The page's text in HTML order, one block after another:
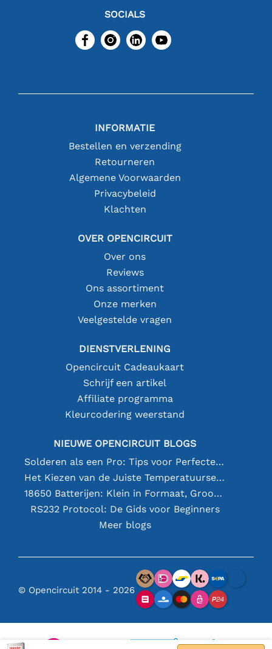
SOCIALS
INFORMATIE
Bestellen en verzending
Retourneren
Algemene Voorwaarden
Privacybeleid
Klachten
OVER OPENCIRCUIT
Over ons
Reviews
Ons assortiment
Onze merken
Veelgestelde vragen
DIENSTVERLENING
Opencircuit Cadeaukaart
Schrijf een artikel
Affiliate programma
Kleurcodering weerstand
NIEUWE OPENCIRCUIT BLOGS
Solderen als een Pro: Tips voor Perfecte Elektronische Verbindingen
Het Kiezen van de Juiste Temperatuursensor [youtube]
18650 Batterijen: Klein in Formaat, Groot in Prestatie
RS232 Protocol: De Gids voor Beginners
Meer blogs
© Opencircuit 2014 - 2026